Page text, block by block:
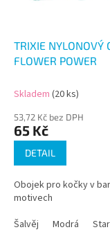
TRIXIE NYLONOVÝ
FLOWER POWER
Skladem (20 ks)
53,72 Kč bez DPH
65 Kč
DETAIL
Obojek pro kočky v
motivech
Šalvěj
Modrá